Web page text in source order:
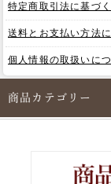
特定商取引法に基づ
送料とお支払い方法
個人情報の取扱いに
商品カテゴリー